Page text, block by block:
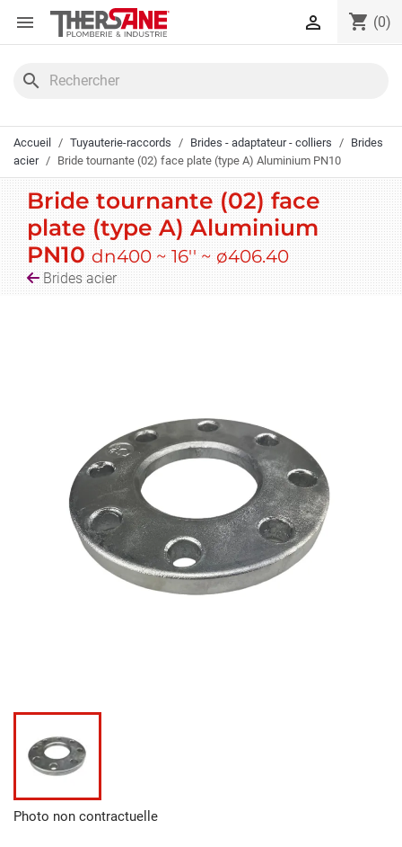
Panneau de gestion des cookies
 shopping_cart (0)

search
Accueil Tuyauterie-raccords Brides - adaptateur - colliers
Brides
acier
Bride tournante (02) face plate (type A) Aluminium PN10
Bride tournante (02) face
plate (type A) Aluminium
PN10dn400 ~ 16'' ~ ø406.40
Brides acier
Photo non contractuelle